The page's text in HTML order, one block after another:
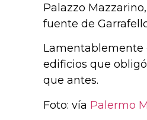
Palazzo
fuente de
Lamentablemente
edificios que
que antes.
Foto: vía Palermo